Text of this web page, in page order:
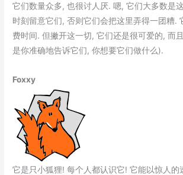
它们数量众多, 也很讨人厌. 嗯, 它们大多数是
时刻留意它们, 否则它们会把这里弄得一团糟.
费时间. 但撇开这一切, 它们还是很可爱的, 而
是你准确地告诉它们, 你想要它们做什么).
Foxxy
它是只小狐狸! 每个人都认识它! 它能以惊人的